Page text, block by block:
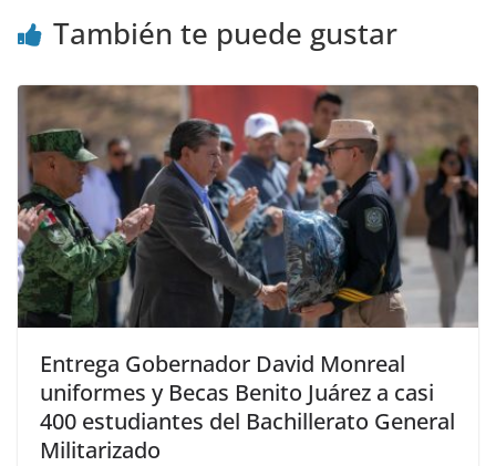
También te puede gustar
Entrega Gobernador David Monreal
uniformes y Becas Benito Juárez a casi
400 estudiantes del Bachillerato General
Militarizado